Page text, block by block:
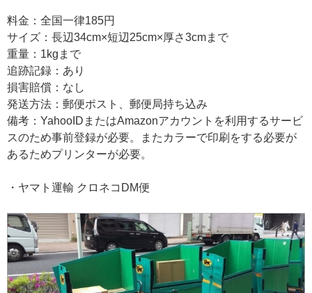
料金：全国一律185円
サイズ：長辺34cm×短辺25cm×厚さ3cmまで
重量：1kgまで
追跡記録：あり
損害賠償：なし
発送方法：郵便ポスト、郵便局持ち込み
備考：YahooIDまたはAmazonアカウントを利用するサービ
スのため事前登録が必要。またカラーで印刷をする必要が
あるためプリンターが必要。
・ヤマト運輸 クロネコDM便